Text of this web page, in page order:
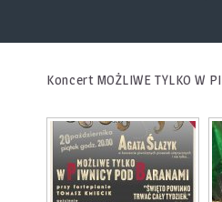
Koncert MOŻLIWE TYLKO W